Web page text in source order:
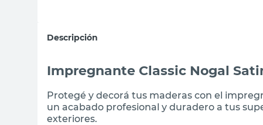
Descripción
Impregnante Classic Nogal
Protegé y decorá tus maderas con el
un acabado profesional y duradero a tus
exteriores.